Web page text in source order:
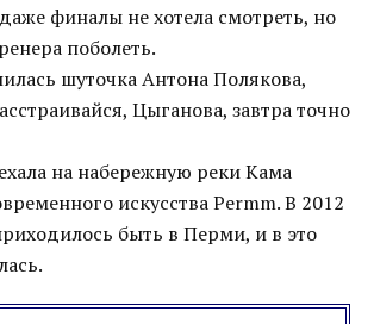
финалы не хотела смотреть, но
поболеть.
шуточка Антона Полякова,
Цыганова, завтра точно
на набережную реки Кама
искусства Permm. В 2012
быть в Перми, и в это